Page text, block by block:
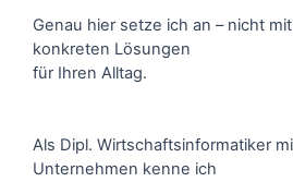
Genau hier setze ich an – nicht
konkreten Lösungen
für Ihren Alltag.
Als Dipl. Wirtschaftsinformatiker
Unternehmen kenne ich